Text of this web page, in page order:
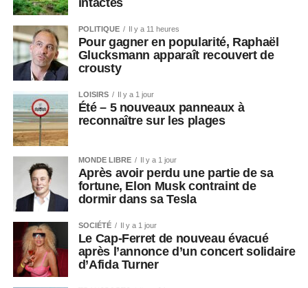
POLITIQUE Il y a 11 heures
Pour gagner en popularité, Raphaël
Glucksmann apparaît recouvert de
crousty
LOISIRS Il y a 1 jour
Été – 5 nouveaux panneaux à
reconnaître sur les plages
MONDE LIBRE Il y a 1 jour
Après avoir perdu une partie de sa
fortune, Elon Musk contraint de
dormir dans sa Tesla
SOCIÉTÉ Il y a 1 jour
Le Cap-Ferret de nouveau évacué
après l’annonce d’un concert solidaire
d’Afida Turner